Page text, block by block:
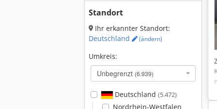
Standort
Ihr erkannter Standort:
Deutschland
(ändern)
Umkreis:
Unbegrenzt (6.939)
Deutschland (5.472)
Nordrhein-Westfalen